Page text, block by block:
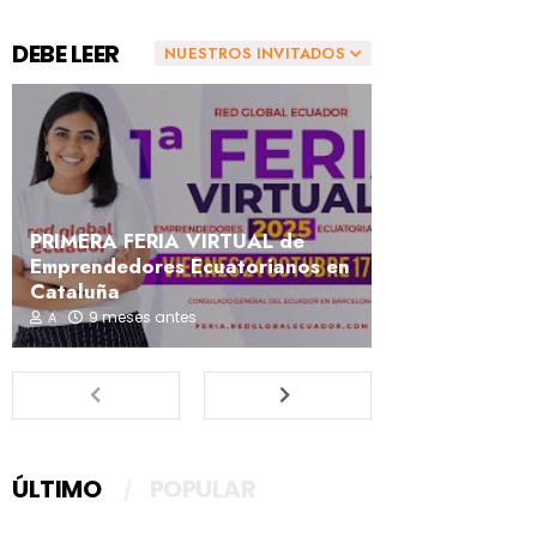
NUESTROS INVITADOS
DEBE LEER
PRIMERA FERIA VIRTUAL de
Emprendedores Ecuatorianos en
Cataluña
A 9 meses antes
ÚLTIMO